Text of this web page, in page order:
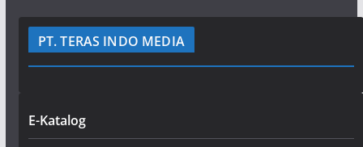
PT. TERAS INDO MEDIA
E-Katalog